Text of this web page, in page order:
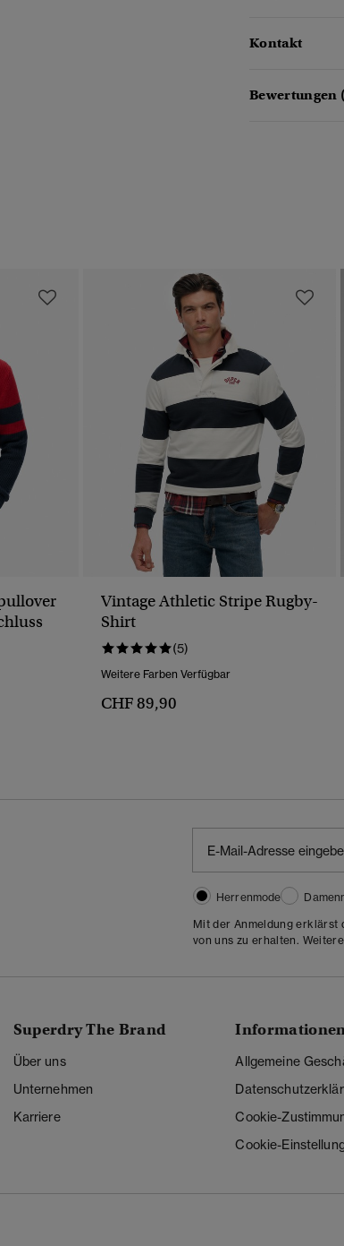
Kontakt
Bewertungen
Von
Vintage Athletic Stripe Rugby-
Shirt
(5)
Weitere Farben Verfügbar
CHF 89,90
Herrenmode
Mit der Anmeldung erklärst
von uns zu erhalten.
Superdry The Brand
Über uns
Unternehmen
Karriere
Allgemeine
Cookie-
Cookie-